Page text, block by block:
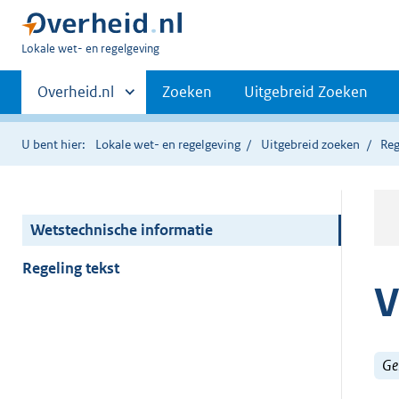
U
hier:
Lokale wet- en regelgeving
Primaire
navigatie
Andere
sites
binnen
Overheid.nl Zoeken Uitgebreid Zoeken
U bent hier: Lokale wet- en regelgeving Uitgebreid zoeken
Wetstechnische informatie
Regeling tekst